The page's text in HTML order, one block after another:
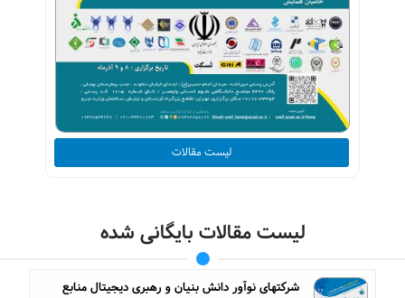
لیست مقالات
لیست مقالات بایگانی شده
شرکتهای نوآور دانش بنیان و رهبری دیجیتال منابع